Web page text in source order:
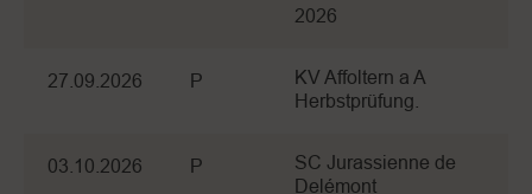
2026
27.09.2026 P
KV Affoltern a A
Herbstprüfung.
03.10.2026 P
SC Jurassienne de
Delémont